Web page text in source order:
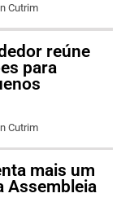
Cutrim
reúne
para
Cutrim
mais um
Assembleia